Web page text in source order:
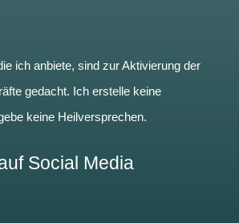
ich anbiete, sind zur Aktivierung der
gedacht. Ich erstelle keine
keine Heilversprechen.
Social Media